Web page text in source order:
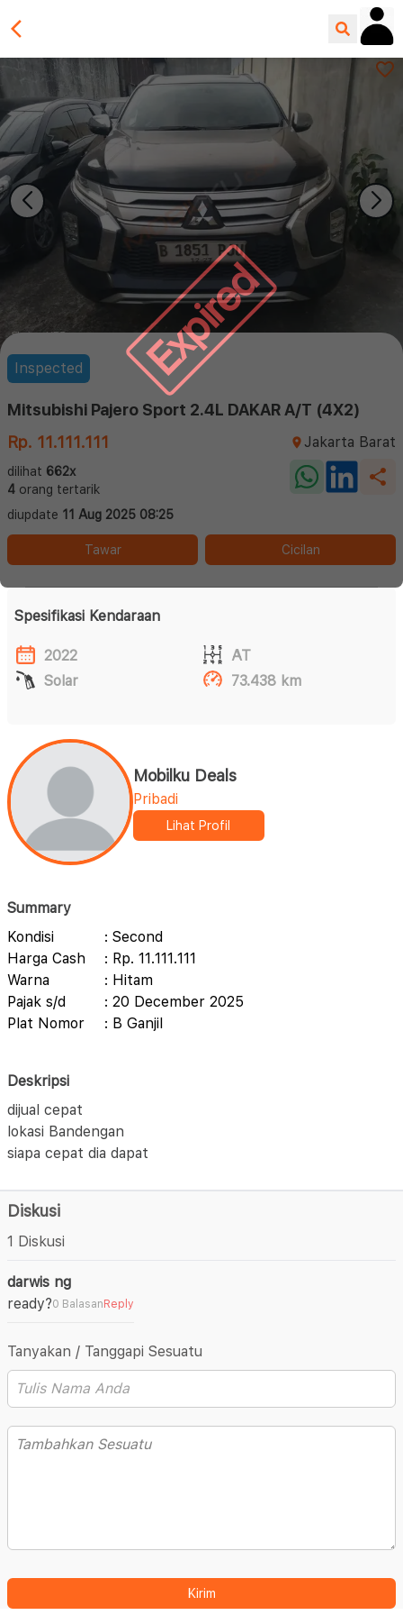
Expired
Inspected
Mitsubishi Pajero Sport 2.4L DAKAR A/T (4X2)
Rp. 11.111.111
Jakarta Barat
dilihat 662x
4 orang tertarik
diupdate 11 Aug 2025 08:25
Tawar Cicilan
Spesifikasi Kendaraan
2022
AT
Solar
73.438 km
Mobilku Deals
Pribadi
Lihat Profil
Summary
Kondisi
: Second
Harga Cash
: Rp. 11.111.111
Warna
: Hitam
Pajak s/d
: 20 December 2025
Plat Nomor
: B Ganjil
Deskripsi
dijual cepat
lokasi Bandengan
siapa cepat dia dapat
Diskusi
1 Diskusi
darwis ng
ready?0 Balasan Reply
Tanyakan / Tanggapi Sesuatu
Kirim